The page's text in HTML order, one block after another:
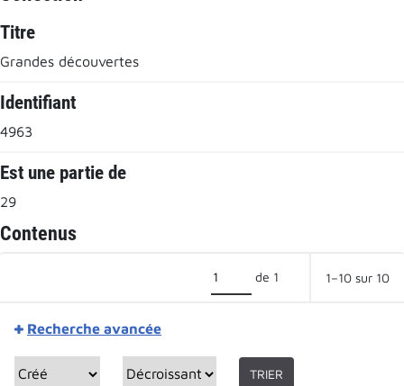
Titre
Grandes découvertes
Identifiant
4963
Est une partie de
29
Contenus
de 1 1–10 sur 10
Recherche avancée
TRIER